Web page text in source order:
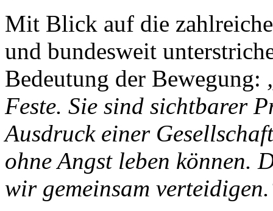
Mit Blick auf die
und bundesweit
Bedeutung der Bewegung:
Feste. Sie sind sichtbarer
Ausdruck einer
ohne Angst leben können.
wir gemeinsam